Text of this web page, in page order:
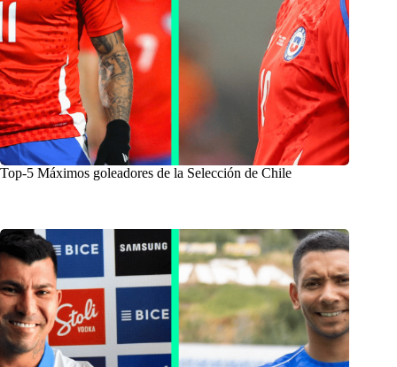
Top-5 Máximos goleadores de la Selección de Chile